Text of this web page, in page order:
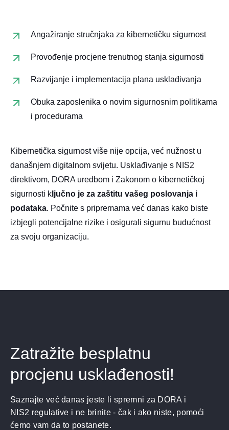
Angažiranje stručnjaka za kibernetičku sigurnost
Provođenje procjene trenutnog stanja sigurnosti
Razvijanje i implementacija plana usklađivanja
Obuka zaposlenika o novim sigurnosnim politikama
i procedurama​
Kibernetička sigurnost više nije opcija, već nužnost u
današnjem digitalnom svijetu. Usklađivanje s NIS2
direktivom, DORA uredbom i Zakonom o kibernetičkoj
sigurnosti k ljučno je za zaštitu vašeg poslovanja i
podataka. Počnite s pripremama već danas kako biste
izbjegli potencijalne rizike i osigurali sigurnu budućnost
za svoju organizaciju.​
Zatražite besplatnu
procjenu usklađenosti!
Saznajte već danas jeste li spremni za DORA i
NIS2 regulative i ne brinite - čak i ako niste, pomoći
ćemo vam da to postanete.